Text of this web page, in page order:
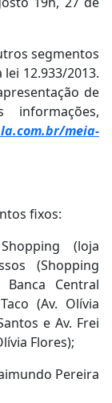
segmentos
12.933/2013.
de
informações,
meia-
fixos:
(loja
(Shopping
Central
(Av. Olívia
e Av. Frei
Flores);
Pereira